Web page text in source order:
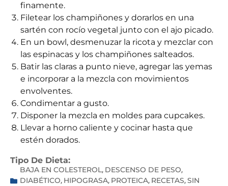
finamente.
Filetear los champiñones y dorarlos en una
sartén con rocío vegetal junto con el ajo picado.
En un bowl, desmenuzar la ricota y mezclar con
las espinacas y los champiñones salteados.
Batir las claras a punto nieve, agregar las yemas
e incorporar a la mezcla con movimientos
envolventes.
Condimentar a gusto.
Disponer la mezcla en moldes para cupcakes.
Llevar a horno caliente y cocinar hasta que
estén dorados.
Tipo De Dieta:
BAJA EN COLESTEROL, DESCENSO DE PESO,
DIABÉTICO, HIPOGRASA, PROTEICA, RECETAS,SIN